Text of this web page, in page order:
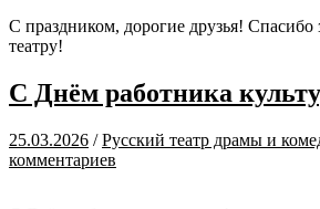
С праздником, дорогие друзья! Спасибо
театру!
С Днём работника
25.03.2026 /Русский театр драмы и
комментариев